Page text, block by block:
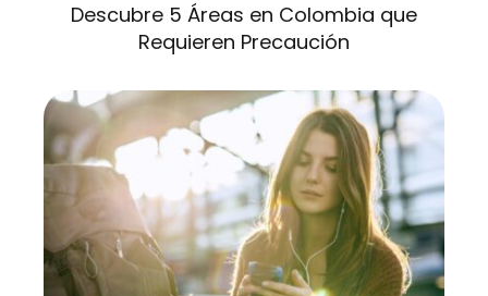
Descubre 5 Áreas en Colombia que
Requieren Precaución